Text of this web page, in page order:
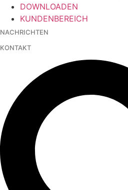
DOWNLOADEN
KUNDENBEREICH
NACHRICHTEN
KONTAKT